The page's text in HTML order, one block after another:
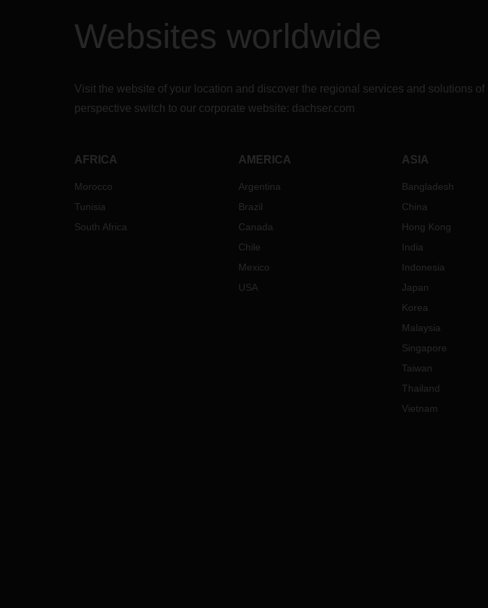
Websites worldwide
Visit the website of your location and discover the regional services and solutions
perspective switch to our corporate website: dachser.com
AFRICA
Morocco
Tunisia
South Africa
AMERICA
Argentina
Brazil
Canada
Chile
Mexico
USA
ASIA
Bangladesh
China
Hong Kong
India
Indonesia
Japan
Korea
Malaysia
Singapore
Taiwan
Thailand
Vietnam